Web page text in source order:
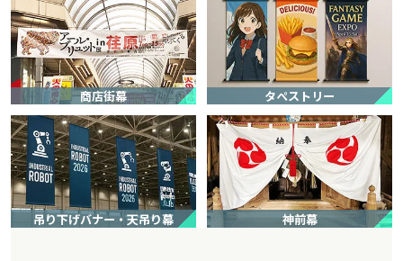
帝人メディカルテクノロジー株式会社 様
オリジナル旗(卓上フラッグ・ミニフラッグ)
サービスの評価4
★★★★☆
商品の評価3
★★★☆☆
投稿日：
2026.5.28
金額が安い
【サービスに関する満足度の理由】
データの入稿以降、スムーズに対応していただいたので。
【商品に関する満足度の理由】
生地の風合いが想定していたものと違っていた。ホームページの画像
からの判断は難しい。。
商店街幕 タペストリー
吊り下げバナー・天吊り幕 神前幕